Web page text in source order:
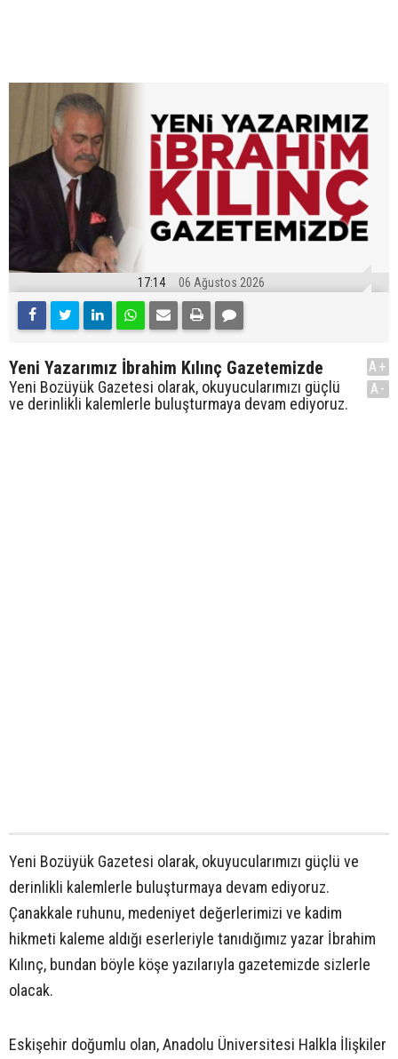
17:14 06 Ağustos 2026
Yeni Yazarımız İbrahim Kılınç Gazetemizde
Yeni Bozüyük Gazetesi olarak, okuyucularımızı güçlü
ve derinlikli kalemlerle buluşturmaya devam ediyoruz.
A+
A-
Yeni Bozüyük Gazetesi olarak, okuyucularımızı güçlü ve
derinlikli kalemlerle buluşturmaya devam ediyoruz.
Çanakkale ruhunu, medeniyet değerlerimizi ve kadim
hikmeti kaleme aldığı eserleriyle tanıdığımız yazar İbrahim
Kılınç, bundan böyle köşe yazılarıyla gazetemizde sizlerle
olacak.
Eskişehir doğumlu olan, Anadolu Üniversitesi Halkla İlişkiler